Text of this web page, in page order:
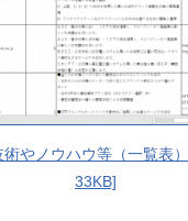
やノウハウ等（一覧表
33KB]